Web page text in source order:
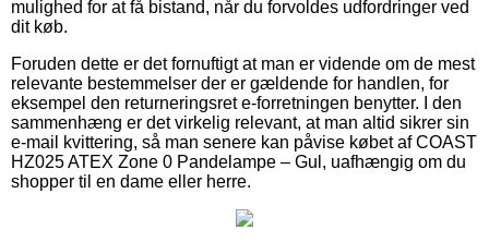
mulighed for at få bistand, når du forvoldes udfordringer ved
dit køb.
Foruden dette er det fornuftigt at man er vidende om de mest
relevante bestemmelser der er gældende for handlen, for
eksempel den returneringsret e-forretningen benytter. I den
sammenhæng er det virkelig relevant, at man altid sikrer sin
e-mail kvittering, så man senere kan påvise købet af COAST
HZ025 ATEX Zone 0 Pandelampe – Gul, uafhængig om du
shopper til en dame eller herre.